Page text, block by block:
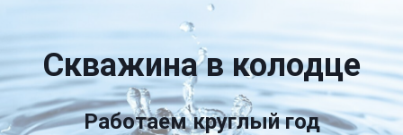
Скважина в колодце
Работаем круглый год